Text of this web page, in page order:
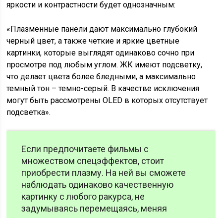
яркости и контрастности будет однозначным:
«Плазменные панели дают максимально глубокий
черный цвет, а также четкие и яркие цветные
картинки, которые выглядят одинаково сочно при
просмотре под любым углом. ЖК имеют подсветку,
что делает цвета более бледными, а максимально
темный тон – темно-серый. В качестве исключения
могут быть рассмотрены OLED в которых отсутствует
подсветка».
Если предпочитаете фильмы с
множеством спецэффектов, стоит
приобрести плазму. На ней вы сможете
наблюдать одинаково качественную
картинку с любого ракурса, не
задумываясь перемещаясь, меняя